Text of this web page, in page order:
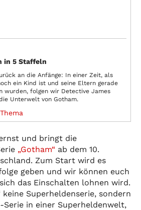
in 5 Staffeln
an die Anfänge: In einer Zeit, als
ein Kind ist und seine Eltern gerade
wurden, folgen wir Detective James
Unterwelt von Gotham.
und bringt die
„Gotham“ ab dem 10.
Zum Start wird es
geben und wir können euch
das Einschalten lohnen wird.
keine Superheldenserie, sondern
in einer Superheldenwelt,